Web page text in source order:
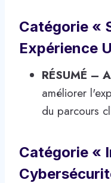
Catégorie «
Expérience
RÉSUMÉ –
améliorer
du parcours
Catégorie «